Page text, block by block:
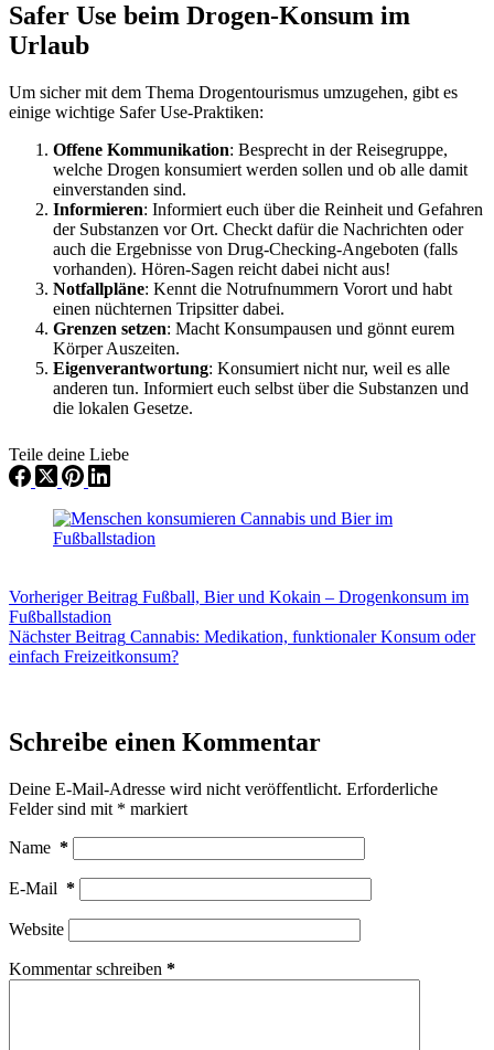
Safer Use beim Drogen-Konsum im
Urlaub
Um sicher mit dem Thema Drogentourismus umzugehen, gibt es
einige wichtige Safer Use-Praktiken:
Offene Kommunikation: Besprecht in der Reisegruppe,
welche Drogen konsumiert werden sollen und ob alle damit
einverstanden sind.
Informieren: Informiert euch über die Reinheit und Gefahren
der Substanzen vor Ort. Checkt dafür die Nachrichten oder
auch die Ergebnisse von Drug-Checking-Angeboten (falls
vorhanden). Hören-Sagen reicht dabei nicht aus!
Notfallpläne: Kennt die Notrufnummern Vorort und habt
einen nüchternen Tripsitter dabei.
Grenzen setzen: Macht Konsumpausen und gönnt eurem
Körper Auszeiten.
Eigenverantwortung: Konsumiert nicht nur, weil es alle
anderen tun. Informiert euch selbst über die Substanzen und
die lokalen Gesetze.
Teile deine Liebe
VorherigerBeitrag Fußball, Bier und Kokain – Drogenkonsum im
Fußballstadion
NächsterBeitrag Cannabis: Medikation, funktionaler Konsum oder
einfach Freizeitkonsum?
Schreibe einen Kommentar
Deine E-Mail-Adresse wird nicht veröffentlicht. Erforderliche
Felder sind mit * markiert
Name *
E-Mail *
Website
Kommentar schreiben *